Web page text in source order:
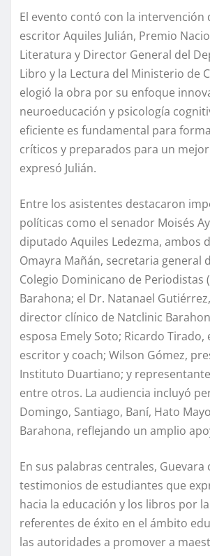
El evento contó con la intervención
escritor Aquiles Julián, Premio
Literatura y Director General del
Libro y la Lectura del Ministerio de
elogió la obra por su enfoque
neuroeducación y psicología
eficiente es fundamental para
críticos y preparados para un
expresó Julián.
Entre los asistentes destacaron
políticas como el senador Moisés
diputado Aquiles Ledezma, ambos
Omayra Mañán, secretaria general
Colegio Dominicano de Periodistas
Barahona; el Dr. Natanael
director clínico de Natclinic
esposa Emely Soto; Ricardo
escritor y coach; Wilson Gómez,
Instituto Duartiano; y
entre otros. La audiencia incluyó
Domingo, Santiago, Baní, Hato
Barahona, reflejando un amplio
En sus palabras centrales,
testimonios de estudiantes que
hacia la educación y los libros por
referentes de éxito en el ámbito
las autoridades a promover a